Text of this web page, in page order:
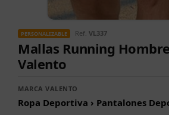
PERSONALIZABLE Ref. VL337
Mallas Running
Valento
MARCA VALENTO
Ropa Deportiva › Pantalones